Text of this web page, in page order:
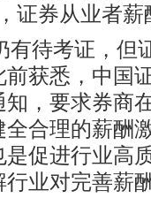
证券从业者
有待考证，但
获悉，中国
，要求券商
合理的薪酬
促进行业高
业对完善薪